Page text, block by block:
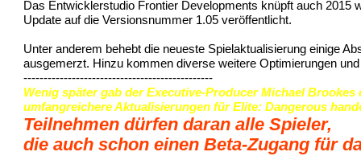
Das Entwicklerstudio Frontier Developments knüpft auch 2015
Update auf die Versionsnummer 1.05 veröffentlicht.
Unter anderem behebt die neueste Spielaktualisierung einige
ausgemerzt. Hinzu kommen diverse weitere Optimierungen
-----------------------------------------------
Wenig später gab der Executive-Producer Michael
umfangreichere Aktualisierungen für Elite: Dangerous
Teilnehmen dürfen daran alle Spieler,
die auch schon einen Beta-Zugang für